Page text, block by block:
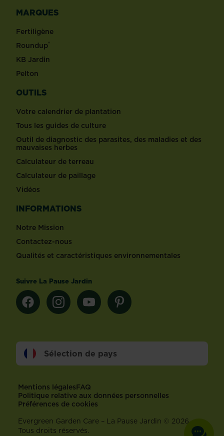
MARQUES
Fertiligène
Roundup®
KB Jardin
Pelton
OUTILS
Votre calendrier de plantation
Tous les guides de culture
Outil de diagnostic des parasites, des maladies et des
mauvaises herbes
Calculateur de terreau
Calculateur de paillage
Vidéos
INFORMATIONS
Notre Mission
Contactez-nous
Qualités et caractéristiques environnementales
Suivre La Pause Jardin
Sélection de pays
Footer
Mentions légalesFAQ
Politique relative aux données personnelles
Préférences de cookies
Evergreen Garden Care – La Pause Jardin © 2026 –
Tous droits réservés.